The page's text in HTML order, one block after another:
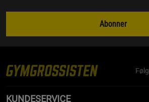
Abonner
KUNDESERVICE